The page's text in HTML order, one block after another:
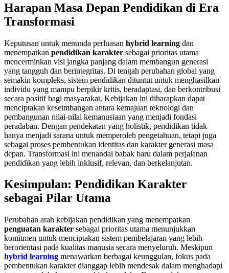
Harapan Masa Depan Pendidikan di Era
Transformasi
Keputusan untuk menunda perluasan hybrid learning dan
menempatkan pendidikan karakter sebagai prioritas utama
mencerminkan visi jangka panjang dalam membangun generasi
yang tangguh dan berintegritas. Di tengah perubahan global yang
semakin kompleks, sistem pendidikan dituntut untuk menghasilkan
individu yang mampu berpikir kritis, beradaptasi, dan berkontribusi
secara positif bagi masyarakat. Kebijakan ini diharapkan dapat
menciptakan keseimbangan antara kemajuan teknologi dan
pembangunan nilai-nilai kemanusiaan yang menjadi fondasi
peradaban. Dengan pendekatan yang holistik, pendidikan tidak
hanya menjadi sarana untuk memperoleh pengetahuan, tetapi juga
sebagai proses pembentukan identitas dan karakter generasi masa
depan. Transformasi ini menandai babak baru dalam perjalanan
pendidikan yang lebih inklusif, relevan, dan berkelanjutan.
Kesimpulan: Pendidikan Karakter
sebagai Pilar Utama
Perubahan arah kebijakan pendidikan yang menempatkan
penguatan karakter sebagai prioritas utama menunjukkan
komitmen untuk menciptakan sistem pembelajaran yang lebih
berorientasi pada kualitas manusia secara menyeluruh. Meskipun
hybrid learning menawarkan berbagai keunggulan, fokus pada
pembentukan karakter dianggap lebih mendesak dalam menghadapi